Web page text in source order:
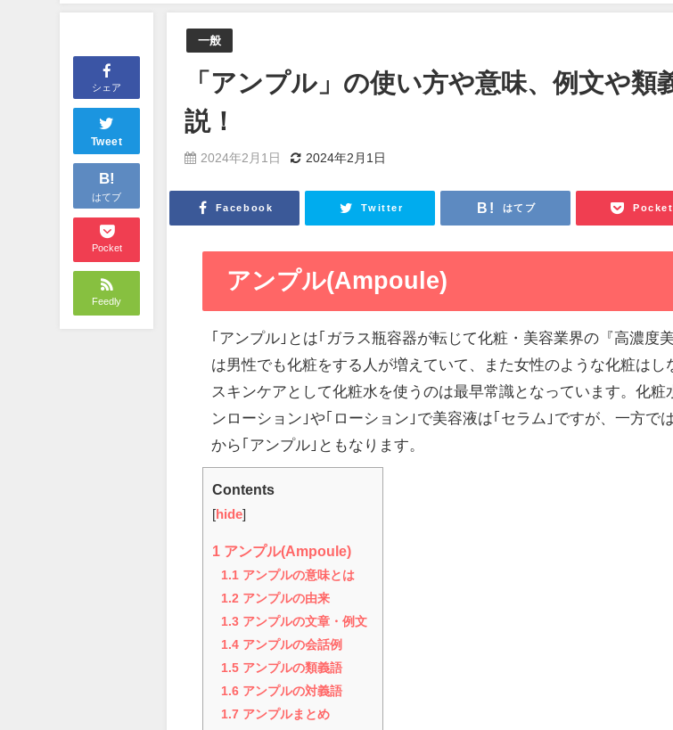
シェア
Tweet
B!
はてブ
Pocket
Feedly
一般
「アンプル」の使い方や意味、例文や類
説！
2024年2月1日 2024年2月1日
Facebook Twitter はてブ Pocket
アンプル(Ampoule)
｢アンプル｣とは｢ガラス瓶容器が転じて化粧・美容業界の『高濃度
は男性でも化粧をする人が増えていて、また女性のような化粧はし
スキンケアとして化粧水を使うのは最早常識となっています。化粧
ンローション｣や｢ローション｣で美容液は｢セラム｣ですが、一方で
から｢アンプル｣ともなります。
Contents
[ hide]
1 アンプル(Ampoule)
1.1 アンプルの意味とは
1.2 アンプルの由来
1.3 アンプルの文章・例文
1.4 アンプルの会話例
1.5 アンプルの類義語
1.6 アンプルの対義語
1.7 アンプルまとめ